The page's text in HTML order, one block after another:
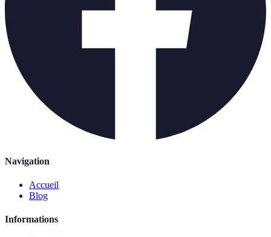
Navigation
Accueil
Blog
Informations